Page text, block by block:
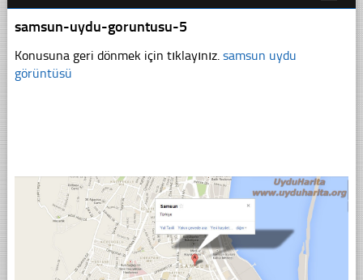
samsun-uydu-goruntusu-5
Konusuna geri dönmek için tıklayınız. samsun uydu
görüntüsü